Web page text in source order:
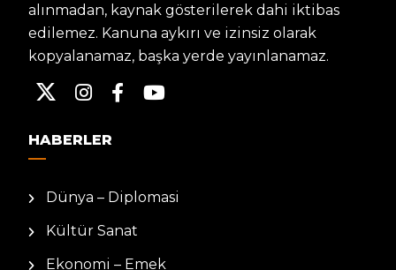
alınmadan, kaynak gösterilerek dahi iktibas
edilemez. Kanuna aykırı ve izinsiz olarak
kopyalanamaz, başka yerde yayınlanamaz.
HABERLER
Dünya – Diplomasi
Kültür Sanat
Ekonomi – Emek